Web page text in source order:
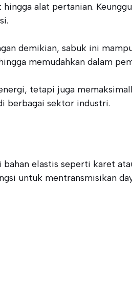
alat pertanian.
demikian, sabuk ini
memudahkan dalam
tetapi juga
berbagai sektor industri.
elastis seperti karet
untuk mentransmisikan